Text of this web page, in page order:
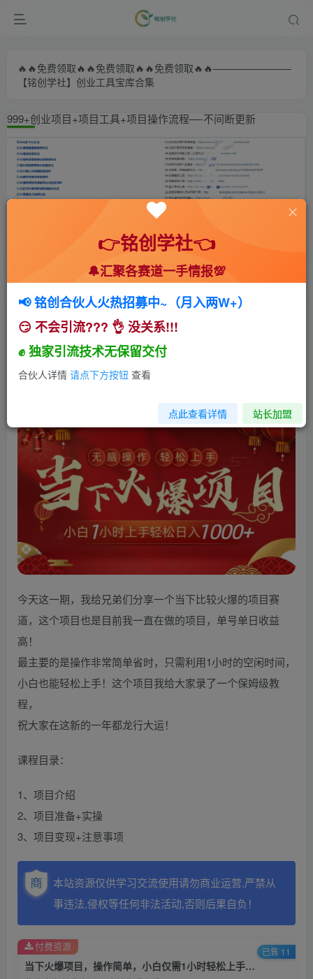
🔥🔥免费领取🔥🔥免费领取🔥🔥免费领取🔥🔥————————
【铭创学社】创业工具宝库合集
999+创业项目+项目工具+项目操作流程—-不间断更新
首页 🍻会员专享 📚综合教程 正文
当下火爆项目，操作简单，小白仅需1小时轻松上
手日入1000+
小助手
216 10
今天这一期，我给兄弟们分享一个当下比较火爆的项目赛
道，这个项目也是目前我一直在做的项目，单号单日收益
高！
最主要的是操作非常简单省时，只需利用1小时的空闲时间，
小白也能轻松上手！这个项目我给大家录了一个保姆级教
程，
祝大家在这新的一年都龙行大运！
课程目录：
1、项目介绍
2、项目准备+实操
3、项目变现+注意事项
本站资源仅供学习交流使用请勿商业运营,严禁从
事违法,侵权等任何非法活动,否则后果自负！
当下火爆项目，操作简单，小白仅需1小时轻松上手日入1000+
付费资源 已售 11
👉铭创学社👈
🔔汇聚各赛道一手情报💯
📢 铭创合伙人火热招募中~（月入两W+）
😏 不会引流??? 👌 没关系!!!
✊ 独家引流技术无保留交付
合伙人详情 请点下方按钮 查看
点此查看详情 站长加盟